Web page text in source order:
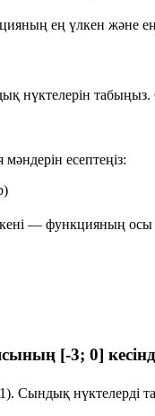
ең үлкен және
нүктелерін табыңыз.
есептеңіз:
— функцияның осы
[-3; 0]
. Сындық нүктелерді